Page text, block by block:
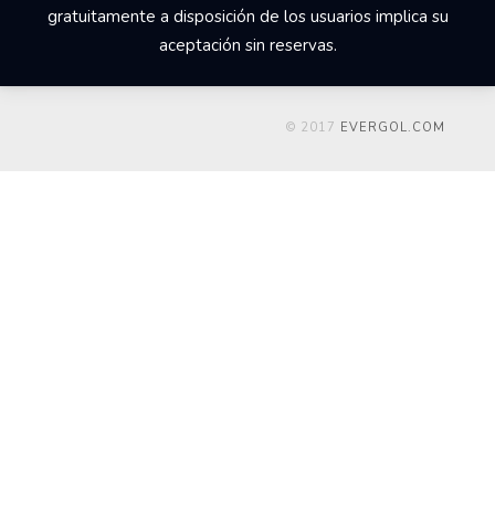
gratuitamente a disposición de los usuarios implica su
aceptación sin reservas.
© 2017 EVERGOL.COM